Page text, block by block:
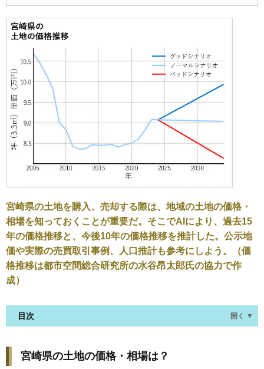
宮崎県の土地を購入、売却する際は、地域の土地の価格・
相場を知っておくことが重要だ。そこでAIにより、過去15
年の価格推移と、今後10年の価格推移を推計した。公示地
価や実際の売買取引事例、人口推計も参考にしよう。（価
格推移は都市空間総合研究所の水谷昂太郎氏の協力で作
成）
目次 開く ▼
現在の価格は、9.1万円／坪（10年前比+7.2%）
宮崎県の土地の価格・相場は？